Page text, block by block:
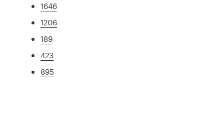
1646
1206
189
423
895